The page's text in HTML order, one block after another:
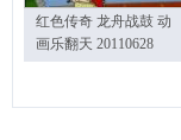
红色传奇 龙舟战鼓 动
画乐翻天 20110628